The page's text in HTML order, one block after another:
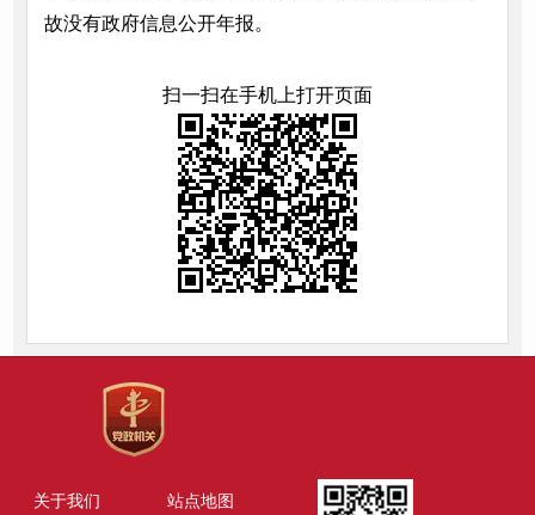
故没有政府信息公开年报。
扫一扫在手机上打开页面
关于我们 站点地图